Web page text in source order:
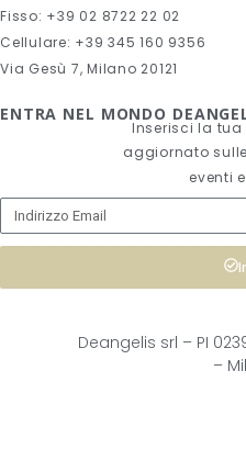
Fisso: +39 02 8722 22 02
Cellulare: +39 345 160 9356
Via Gesù 7, Milano 20121
ENTRA NEL MONDO
Inserisci la tua
aggiornato
eventi
Deangelis srl – PI
–